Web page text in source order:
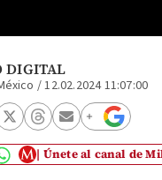
DIGITAL
/12.02.2024 11:07:00
Únete al canal de